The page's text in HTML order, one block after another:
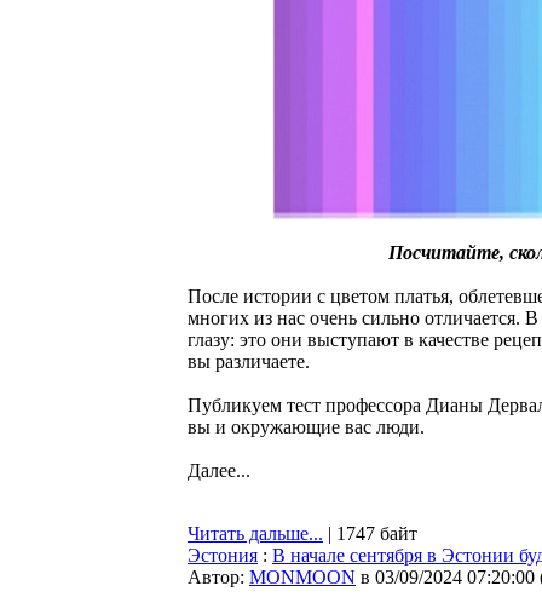
Посчитайте,
После истории с цветом платья,
многих из нас очень сильно отличается.
глазу: это они выступают в качестве
вы различаете.
Публикуем тест профессора Дианы
вы и окружающие вас люди.
Далее...
Читать дальше... | 1747 байт
Эстония : В начале сентября в Эстонии
Автор: MONMOON в 03/09/2024 07:20:00